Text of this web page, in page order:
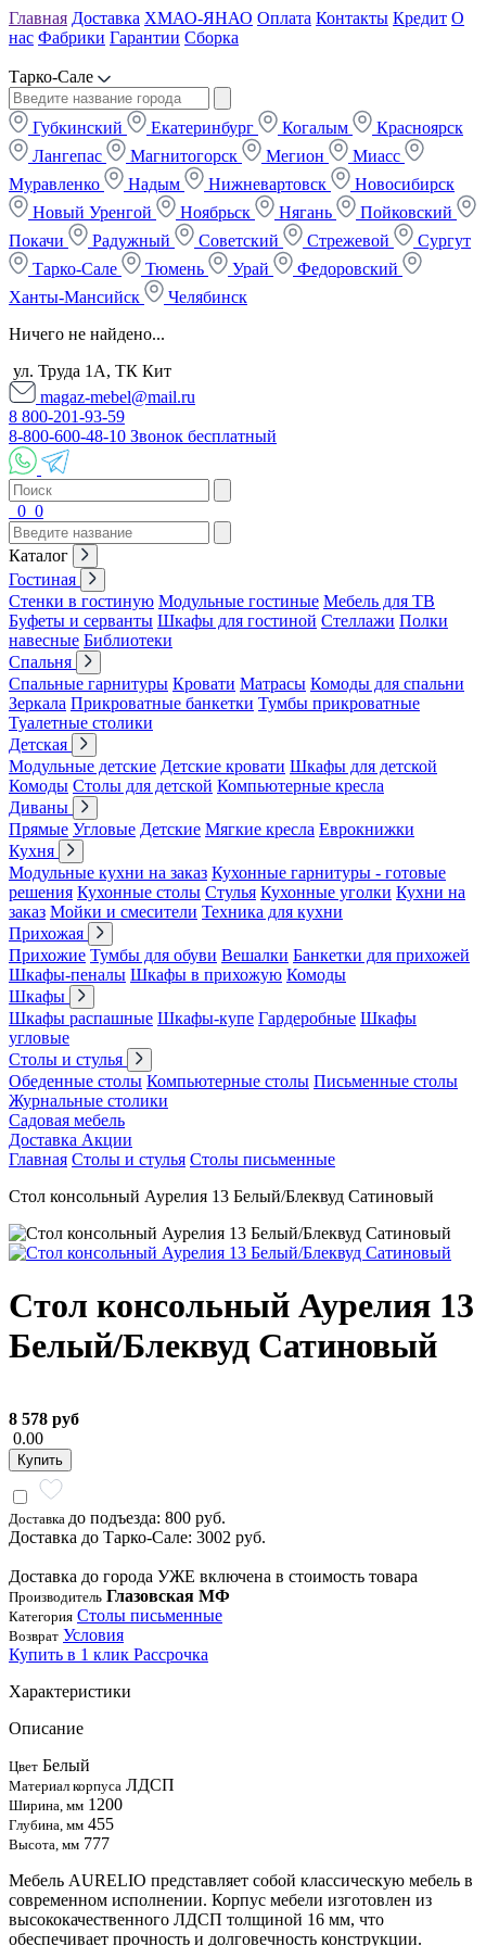
Главная Доставка ХМАО-ЯНАО Оплата Контакты Кредит О
нас Фабрики Гарантии Сборка
Тарко-Сале
Губкинский Екатеринбург Когалым
Красноярск
Лангепас
Магнитогорск Мегион
Миасс
Муравленко
Надым Нижневартовск
Новосибирск
Новый Уренгой
Ноябрьск Нягань
Пойковский
Покачи
Радужный Советский Стрежевой
Сургут
Тарко-Сале
Тюмень Урай
Федоровский
Ханты-Мансийск
Челябинск
Ничего не найдено...
ул. Труда 1А, ТК Кит
magaz-mebel@mail.ru
8 800-201-93-59
8-800-600-48-10 Звонок бесплатный
0 0
Каталог
Гостиная
Стенки в гостиную Модульные гостиные Мебель для ТВ
Буфеты и серванты Шкафы для гостиной Стеллажи Полки
навесные Библиотеки
Спальня
Спальные гарнитуры Кровати Матрасы Комоды для спальни
Зеркала Прикроватные банкетки Тумбы прикроватные
Туалетные столики
Детская
Модульные детские Детские кровати Шкафы для детской
Комоды Столы для детской Компьютерные кресла
Диваны
Прямые Угловые Детские Мягкие кресла Еврокнижки
Кухня
Модульные кухни на заказ Кухонные гарнитуры - готовые
решения Кухонные столы Стулья Кухонные уголки Кухни на
заказ Мойки и смесители Техника для кухни
Прихожая
Прихожие Тумбы для обуви Вешалки Банкетки для прихожей
Шкафы-пеналы Шкафы в прихожую Комоды
Шкафы
Шкафы распашные Шкафы-купе Гардеробные Шкафы
угловые
Столы и стулья
Обеденные столы Компьютерные столы Письменные столы
Журнальные столики
Садовая мебель
Доставка Акции
Главная Столы и стулья Столы письменные
Стол консольный Аурелия 13 Белый/Блеквуд Сатиновый
Стол консольный Аурелия 13
Белый/Блеквуд Сатиновый
8 578 руб
0.00
Купить
Доставка до подъезда: 800 руб.
Доставка до Тарко-Сале: 3002 руб.
Доставка до города УЖЕ включена в стоимость товара
Производитель Глазовская МФ
Категория Столы письменные
Возврат Условия
Купить в 1 клик Рассрочка
Характеристики
Описание
Цвет Белый
Материал корпуса ЛДСП
Ширина, мм 1200
Глубина, мм 455
Высота, мм 777
Мебель AURELIO представляет собой классическую мебель в
современном исполнении. Корпус мебели изготовлен из
высококачественного ЛДСП толщиной 16 мм, что
обеспечивает прочность и долговечность конструкции.